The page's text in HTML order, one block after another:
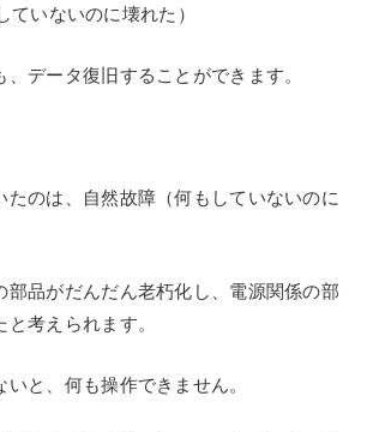
ていないのに壊れた）
データ復旧することができます。
たのは、自然故障（何もしていないのに
部品がだんだん老朽化し、電源関係の部
考えられます。
と、何も操作できません。